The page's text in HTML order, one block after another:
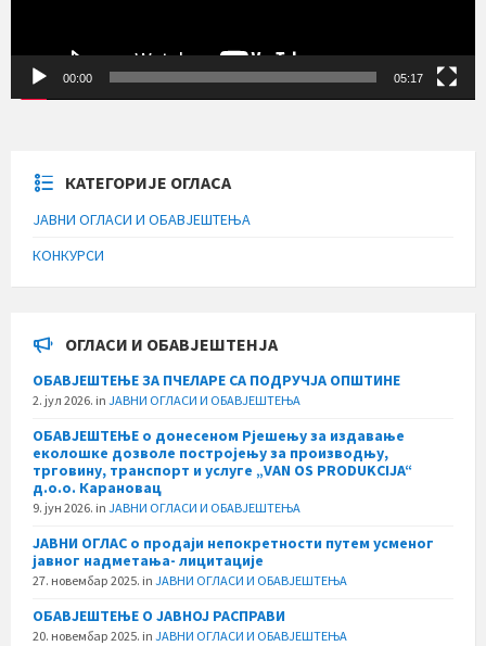
00:00 05:17
КАТЕГОРИЈЕ ОГЛАСА
ЈАВНИ ОГЛАСИ И ОБАВЈЕШТЕЊА
КОНКУРСИ
ОГЛАСИ И ОБАВЈЕШТЕНЈА
ОБАВЈЕШТЕЊЕ ЗА ПЧЕЛАРЕ СА ПОДРУЧЈА ОПШТИНЕ
2. јул 2026. in ЈАВНИ ОГЛАСИ И ОБАВЈЕШТЕЊА
ОБАВЈЕШТЕЊЕ о донесеном Рјешењу за издавање
еколошке дозволе постројењу за производњу,
трговину, транспорт и услуге „VAN OS PRODUKCIJA“
д.о.о. Карановац
9. јун 2026. in ЈАВНИ ОГЛАСИ И ОБАВЈЕШТЕЊА
ЈАВНИ ОГЛАС о продаји непокретности путем усменог
јавног надметања- лицитације
27. новембар 2025. in ЈАВНИ ОГЛАСИ И ОБАВЈЕШТЕЊА
ОБАВЈЕШТЕЊЕ О ЈАВНОЈ РАСПРАВИ
20. новембар 2025. in ЈАВНИ ОГЛАСИ И ОБАВЈЕШТЕЊА